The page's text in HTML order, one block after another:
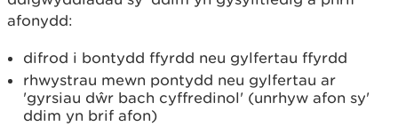
afonydd:
difrod i bontydd ffyrdd neu gylfertau ffyrdd
rhwystrau mewn pontydd neu gylfertau ar
'gyrsiau dŵr bach cyffredinol' (unrhyw afon sy'
ddim yn brif afon)